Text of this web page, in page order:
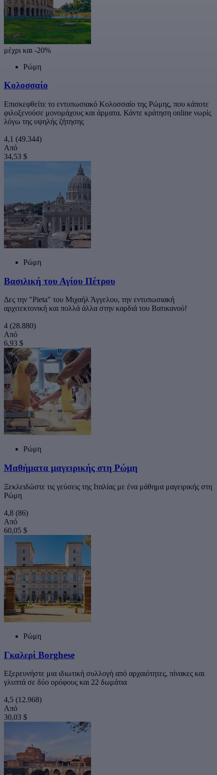
μέχρι και -20%
Ρώμη
Κολοσσαίο
Επισκεφθείτε το εντυπωσιακό Κολοσσαίο της Ρώμης, που κάποτε
φιλοξενούσε μονομάχους και άρματα. Κάντε κράτηση online νωρίς
λόγω της υψηλής ζήτησης
4,1 (49.344)
Από
34,53 $
Ρώμη
Βασιλική του Αγίου Πέτρου
Δες την "Pieta" του Μιχαήλ Άγγελου, την εντυπωσιακή
αρχιτεκτονική και πολλά άλλα στην καρδιά του Βατικανού!
4 (28.880)
Από
6,93 $
Ρώμη
Μαθήματα μαγειρικής στη Ρώμη
Ξεκλειδώστε τις γεύσεις της Ιταλίας με ένα μάθημα μαγειρικής στη
Ρώμη
4,8 (86)
Από
60,05 $
Ρώμη
Γκαλερί Borghese
Εξερευνήστε μια ιδιωτική συλλογή από αρχαιότητες, πίνακες και
γλυπτά σε δύο ορόφους και 22 δωμάτια
4,5 (12.968)
Από
30,03 $